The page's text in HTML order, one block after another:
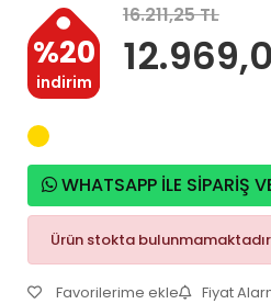
%20
indirim
16.211,25 TL
WHATSAPP İLE SİPARİŞ
Ürün stokta
Favorilerime ekle Fiyat